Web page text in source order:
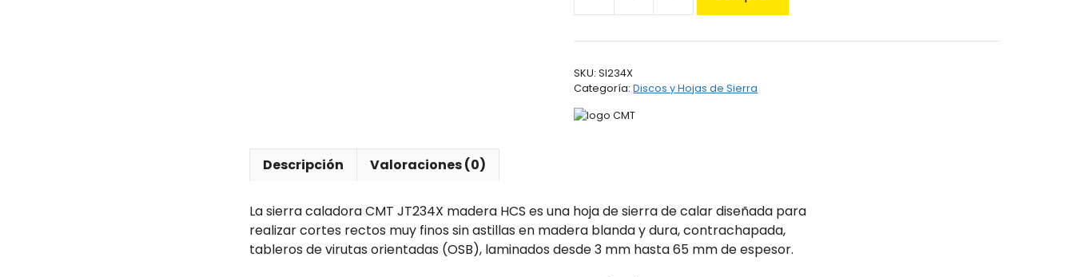
CMT
madera
cantidad
SKU:SI234X
Categoría:Discos y Hojas de Sierra
Descripción Valoraciones (0)
La sierra caladora CMT JT234X madera HCS es una hoja de sierra de calar diseñada para
realizar cortes rectos muy finos sin astillas en madera blanda y dura, contrachapada,
tableros de virutas orientadas (OSB), laminados desde 3 mm hasta 65 mm de espesor.